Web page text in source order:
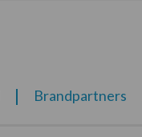
Brandpartners